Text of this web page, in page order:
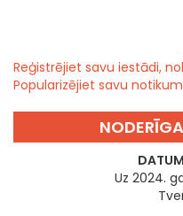
Reģistrējiet savu iestādi,
Popularizējiet savu
Uz 2024.